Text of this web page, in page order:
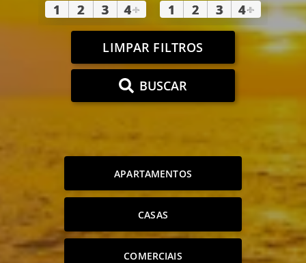
1 2 3 4+ 1 2 3 4+
LIMPAR FILTROS
BUSCAR
APARTAMENTOS
CASAS
COMERCIAIS